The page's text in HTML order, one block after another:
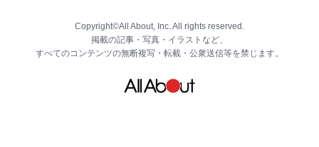
Copyright©All About, Inc. All rights reserved.
掲載の記事・写真・イラストなど、
すべてのコンテンツの無断複写・転載・公衆送信等を禁じます。